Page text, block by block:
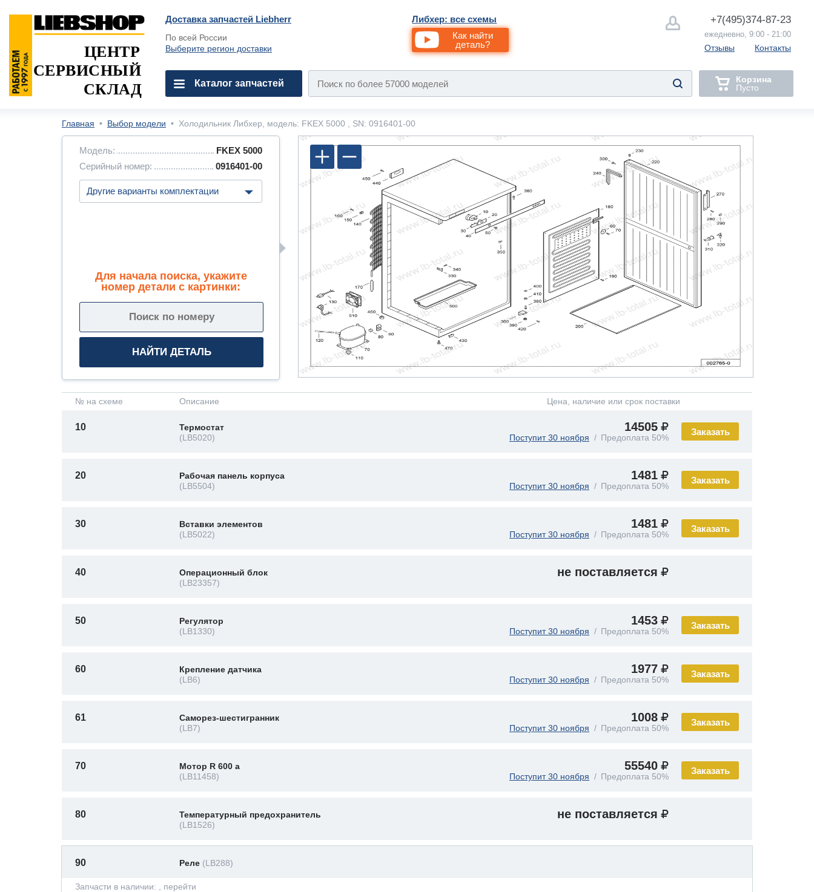
Доставка запчастей Liebherr
По всей России
Выберите регион доставки
Либхер: все схемы
Как найти
деталь?
+7(495)374-87-23
ежедневно, 9:00 - 21:00
Отзывы Контакты
ЦЕНТР
СЕРВИСНЫЙ
СКЛАД
Каталог запчастей
Корзина
Пусто
Главная • Выбор модели • Холодильник Либхер, модель: FKEX 5000 , SN: 0916401-00
Модель:
FKEX 5000
Серийный номер:
0916401-00
Для начала поиска, укажите
номер детали с картинки:
№ на схеме Описание Цена, наличие или срок поставки
Заказать
10
Термостат
(LB5020)
14505
Поступит 30 ноября Предоплата 50%
Заказать
20
Рабочая панель корпуса
(LB5504)
1481
Поступит 30 ноября Предоплата 50%
Заказать
30
Вставки элементов
(LB5022)
1481
Поступит 30 ноября Предоплата 50%
40
Операционный блок
(LB23357)
не поставляется
Заказать
50
Регулятор
(LB1330)
1453
Поступит 30 ноября Предоплата 50%
Заказать
60
Крепление датчика
(LB6)
1977
Поступит 30 ноября Предоплата 50%
Заказать
61
Саморез-шестигранник
(LB7)
1008
Поступит 30 ноября Предоплата 50%
Заказать
70
Мотор R 600 a
(LB11458)
55540
Поступит 30 ноября Предоплата 50%
80
Температурный предохранитель
(LB1526)
не поставляется
90 Реле (LB288)
Запчасти в наличии: , перейти